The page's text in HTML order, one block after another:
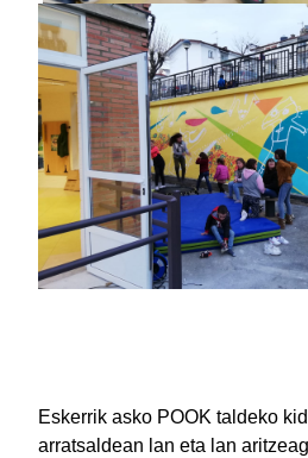
Eskerrik asko POOK taldeko
arratsaldean lan eta lan